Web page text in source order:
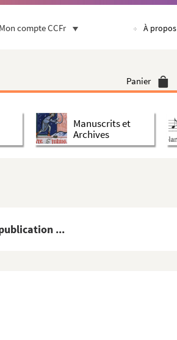
Mon compte CCFr À propos
Panier
Manuscrits et
Archives
...